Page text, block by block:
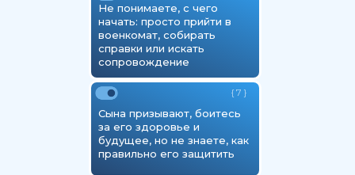
Не понимаете, с чего
начать: просто прийти в
военкомат, собирать
справки или искать
сопровождение
Сына призывают, боитесь
за его здоровье и
будущее, но не знаете, как
правильно его защитить
{ 7 }